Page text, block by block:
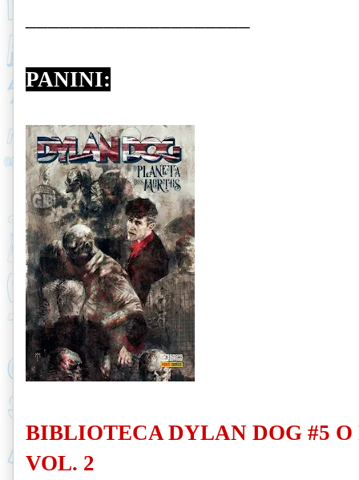
PANINI:
BIBLIOTECA DYLAN DOG #5 O
VOL. 2